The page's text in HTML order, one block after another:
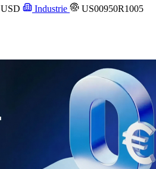
USD Industrie US00950R1005